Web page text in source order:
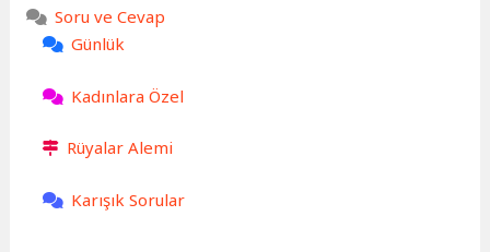
Soru ve Cevap
Günlük
Kadınlara Özel
Rüyalar Alemi
Karışık Sorular